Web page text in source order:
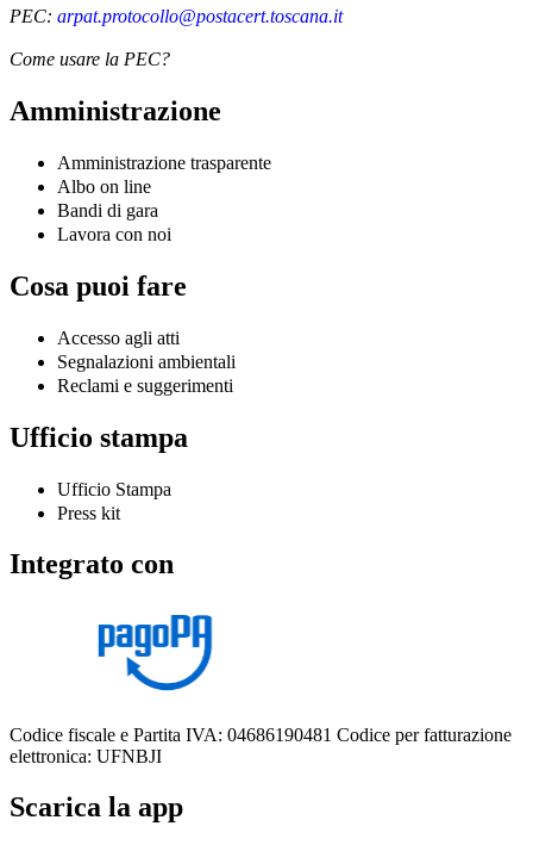
PEC: arpat.protocollo@postacert.toscana.it
Come usare la PEC?
Amministrazione
Amministrazione trasparente
Albo on line
Bandi di gara
Lavora con noi
Cosa puoi fare
Accesso agli atti
Segnalazioni ambientali
Reclami e suggerimenti
Ufficio stampa
Ufficio Stampa
Press kit
Integrato con
Codice fiscale e Partita IVA: 04686190481 Codice per fatturazione
elettronica: UFNBJI
Scarica la app